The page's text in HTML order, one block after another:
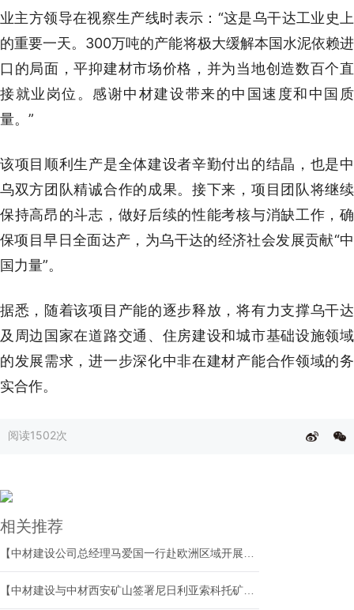
业主方领导在视察生产线时表示：“这是乌干达工业史上
的重要一天。300万吨的产能将极大缓解本国水泥依赖进
口的局面，平抑建材市场价格，并为当地创造数百个直
接就业岗位。感谢中材建设带来的中国速度和中国质
量。”
该项目顺利生产是全体建设者辛勤付出的结晶，也是中
乌双方团队精诚合作的成果。接下来，项目团队将继续
保持高昂的斗志，做好后续的性能考核与消缺工作，确
保项目早日全面达产，为乌干达的经济社会发展贡献“中
国力量”。
据悉，随着该项目产能的逐步释放，将有力支撑乌干达
及周边国家在道路交通、住房建设和城市基础设施领域
的发展需求，进一步深化中非在建材产能合作领域的务
实合作。
阅读1502次
相关推荐
【中材建设公司总经理马爱国一行赴欧洲区域开展系列调研】
【中材建设与中材西安矿山签署尼日利亚索科托矿山运维项目】